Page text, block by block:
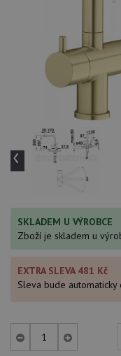
‹
SKLADEM U VÝROBCE
Zboží je skladem u
EXTRA SLEVA 481 Kč
Sleva bude automaticky